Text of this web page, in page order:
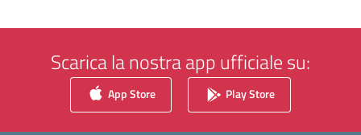
Scarica la nostra app ufficiale su:
App Store Play Store